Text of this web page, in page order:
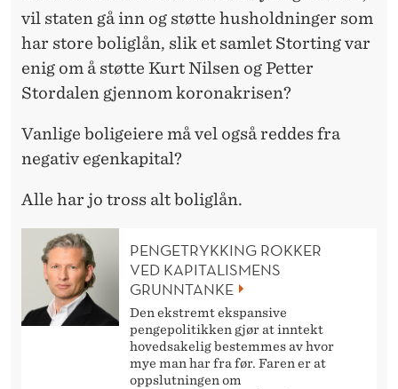
vil staten gå inn og støtte husholdninger som
har store boliglån, slik et samlet Storting var
enig om å støtte Kurt Nilsen og Petter
Stordalen gjennom koronakrisen?
Vanlige boligeiere må vel også reddes fra
negativ egenkapital?
Alle har jo tross alt boliglån.
PENGETRYKKING ROKKER
VED KAPITALISMENS
GRUNNTANKE
Den ekstremt ekspansive
pengepolitikken gjør at inntekt
hovedsakelig bestemmes av hvor
mye man har fra før. Faren er at
oppslutningen om